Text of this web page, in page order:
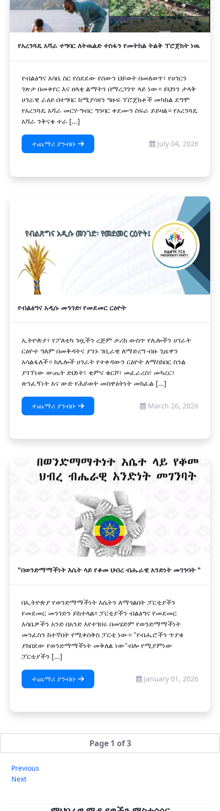
የአረንጓዴ አሻራ ተግባር ለትዉልድ ተስፋን የመትከል ትልቅ ፕሮጀክት ነዉ
የብልፅግና እሳቤ ስር የሰደደው የሰውን ህይወት በመለወጥ፣ የሀገርን
ገጽታ በመቀየር እና ዘላቂ ልማትን በማረጋገጥ ላይ ነው። ይህንን ታላቅ
ሀገራዊ ራዕይ በተግባር ከሚያሳዩን ግዙፍ ፕሮጀክቶች መካከል ደግሞ
የአረንጓዴ አሻራ መርሃ-ግብር ግንባር ቀደሙን ስፍራ ይይዛል። የአረንጓዴ
አሻራ ንቅናቄ ተራ [...]
ተጨማሪ ያንብቡ July 04, 2026
የብልፅግና አዲሱ መንገድ፡ የመደመር ርዕዮት
ኢትዮጵያ፥ የፖለቲካ ጉዟችን ረጅም ታሪክ ውስጥ የሌሎችን ሀገራት
ርዕዮተ ዓለም በመቅዳትና ያንኑ ገቢራዊ ለማድረግ ብዙ ጊዜዋን
አሳልፋለች። ከሌሎች ሀገራት የተቀዳውን ርዕዮት ለማስከበር ስንል
ያገኘነው ውጤት ድህነት፣ ቂምና ቁርሾ፣ መፈራረስ፣ መካረር፣
ጽንፈኝነት እና ውድ የሕይወት መስዋዕትነት መክፈል [...]
ተጨማሪ ያንብቡ March 26, 2026
"በወንድማማችነት እሴት ላይ የቆመ ህብረ ብሔራዊ አንድነት መገንባት "
በኢትዮጵያ የወንድማማችነት እሴትን ለማጎልበት ፓርቲያችን
የመደመር መንገድን ይከተላል፡፡ ፓርቲያችን ብልፅግና የመደመር
እሳቤዎችን አንድ በአንድ እየተገበሩ በመሄድም የወንድማማችነት
መንፈስን ከተኛበት የሚቀሰቅስ ፓርቲ ነው። "የብሔሮችን ጥያቄ
ያከበደው የወንድማማችነት መቅለል ነው"ብሎ የሚያምነው
ፓርቲያችን [...]
ተጨማሪ ያንብቡ January 01, 2026
Page 1 of 3
Previous
Next